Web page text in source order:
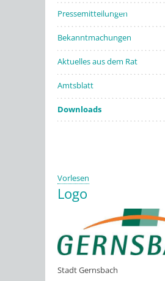
Stadtwerke
Pressemitteilungen
Bekanntmachungen
Aktuelles aus dem Rat
Amtsblatt
Downloads
Vorlesen
Logo
Stadt Gernsbach